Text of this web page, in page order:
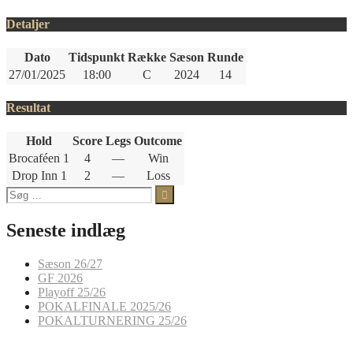
Detaljer
Dato Tidspunkt Række Sæson Runde
27/01/2025
18:00 C 2024 14
Resultat
Hold Score Legs Outcome
Brocaféen 1
4 —
Win
Drop Inn 1
2 —
Loss
Søg
efter:
Seneste indlæg
Sæson 26/27
GF 2026
Playoff 25/26
POKALFINALE 2025/26
POKALTURNERING 25/26